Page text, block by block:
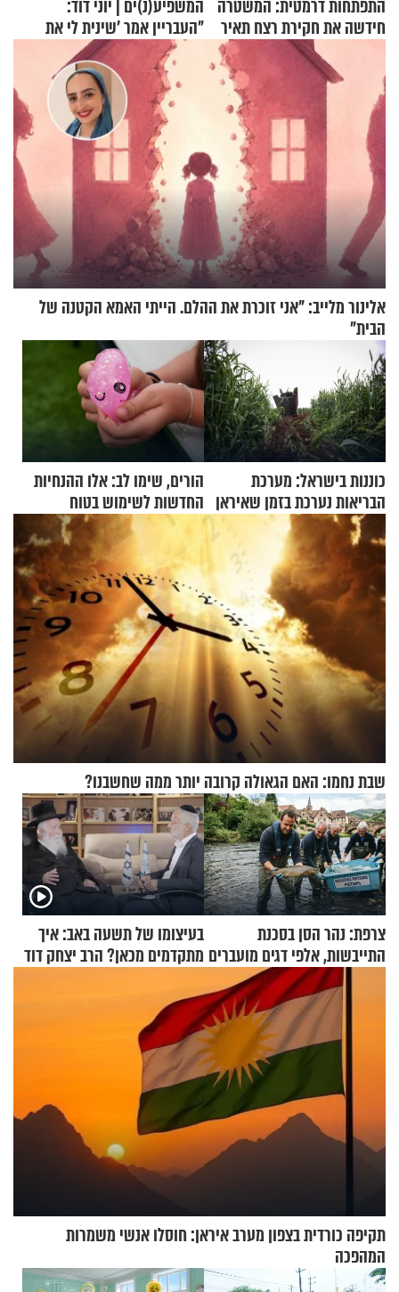
התפתחות דרמטית: המשטרה
חידשה את חקירת רצח תאיר
המשפיע(נ)ים | יוני דוד:
"העבריין אמר 'שינית לי את
החיים מהקצה אל הקצה'"
אלינור מלייב: "אני זוכרת את ההלם. הייתי האמא הקטנה של
הבית"
כוננות בישראל: מערכת
הבריאות נערכת בזמן שאיראן
מאיימת על הבריטים
הורים, שימו לב: אלו ההנחיות
החדשות לשימוש בטוח
בסקווישי לאחר מקרי אשפוז
שבת נחמו: האם הגאולה קרובה יותר ממה שחשבנו?
צרפת: נהר הסן בסכנת
התייבשות, אלפי דגים מועברים
במבצעי חילוץ
בעיצומו של תשעה באב: איך
מתקדמים מכאן? הרב יצחק דוד
תקיפה כורדית בצפון מערב איראן: חוסלו אנשי משמרות
המהפכה